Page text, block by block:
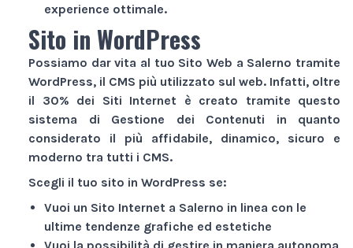
experience ottimale.
Sito in WordPress
Possiamo dar vita al tuo Sito Web a Salerno tramite
WordPress, il CMS più utilizzato sul web. Infatti, oltre
il 30% dei Siti Internet è creato tramite questo
sistema di Gestione dei Contenuti in quanto
considerato il più affidabile, dinamico, sicuro e
moderno tra tutti i CMS.
Scegli il tuo sito in WordPress se:
Vuoi un Sito Internet a Salerno in linea con le
ultime tendenze grafiche ed estetiche
Vuoi la possibilità di gestire in maniera autonoma